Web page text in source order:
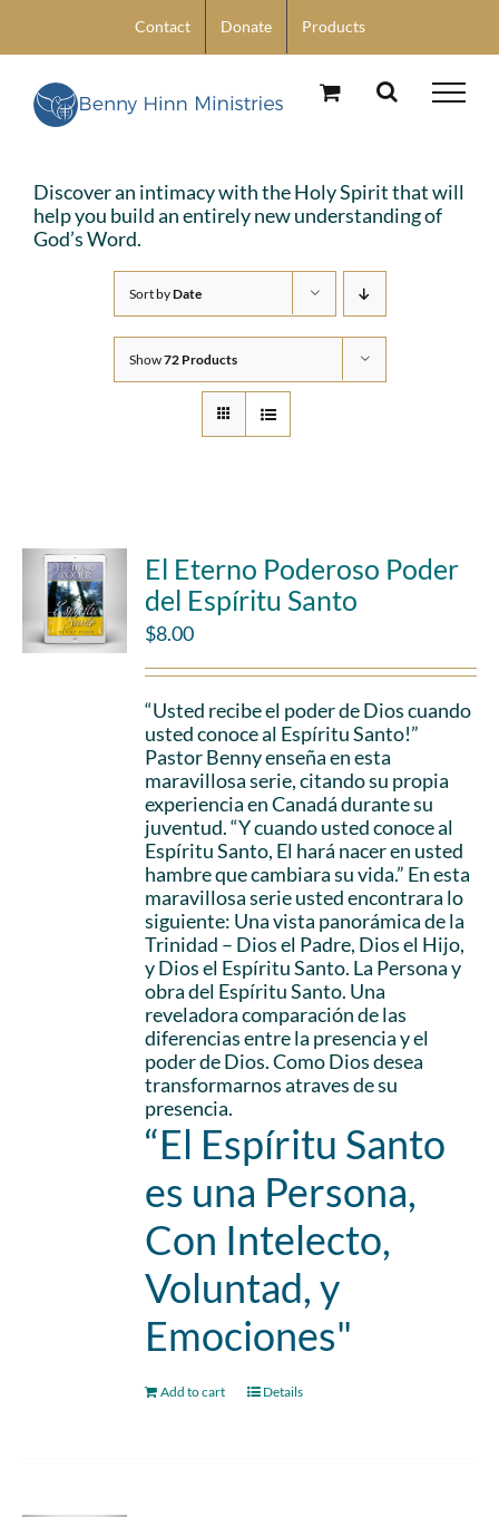
content
Contact Donate Products
Discover an intimacy with the Holy Spirit that will
help you build an entirely new understanding of
God’s Word.
Sort byDate
Show72 Products
El Eterno Poderoso Poder
del Espíritu Santo
$8.00
“Usted recibe el poder de Dios cuando
usted conoce al Espíritu Santo!”
Pastor Benny enseña en esta
maravillosa serie, citando su propia
experiencia en Canadá durante su
juventud. “Y cuando usted conoce al
Espíritu Santo, El hará nacer en usted
hambre que cambiara su vida.” En esta
maravillosa serie usted encontrara lo
siguiente: Una vista panorámica de la
Trinidad – Dios el Padre, Dios el Hijo,
y Dios el Espíritu Santo. La Persona y
obra del Espíritu Santo. Una
reveladora comparación de las
diferencias entre la presencia y el
poder de Dios. Como Dios desea
transformarnos atraves de su
presencia.
“El Espíritu Santo
es una Persona,
Con Intelecto,
Voluntad, y
Emociones"
Add to cart Details